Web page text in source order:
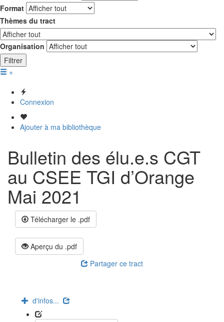
Format
Thèmes du tract
Organisation
Filtrer
+
Connexion
Ajouter à ma bibliothèque
Bulletin des élu.e.s CGT
au CSEE TGI d’Orange
Mai 2021
Télécharger le .pdf
Aperçu du .pdf
Partager ce tract
d'infos...